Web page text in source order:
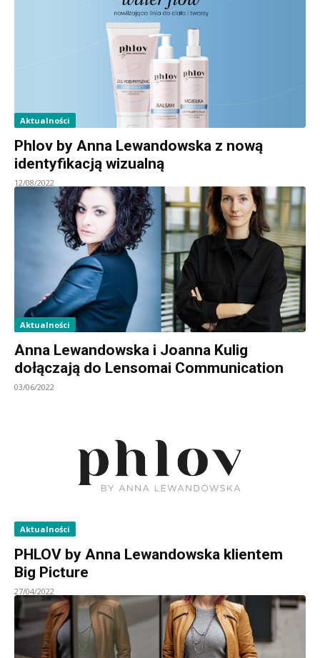
Aktualności
Phlov by Anna Lewandowska z nową
identyfikacją wizualną
12/08/2022
Aktualności
Anna Lewandowska i Joanna Kulig
dołączają do Lensomai Communication
03/06/2022
Aktualności
PHLOV by Anna Lewandowska klientem
Big Picture
27/04/2022